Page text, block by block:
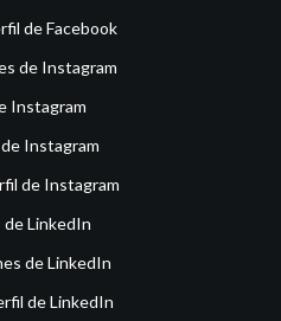
de Facebook
de Instagram
Instagram
Instagram
de Instagram
de LinkedIn
de LinkedIn
de LinkedIn